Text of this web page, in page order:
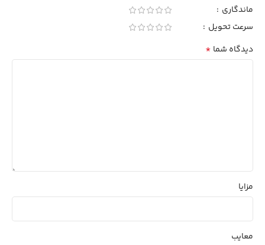
ماندگاری
سرعت تحویل
دیدگاه شما *
مزایا
معایب